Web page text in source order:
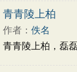
青青陵上柏
作者： 佚名
青青陵上柏，磊